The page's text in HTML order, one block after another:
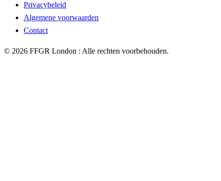
Privacybeleid
Algemene voorwaarden
Contact
© 2026 FFGR London : Alle rechten voorbehouden.